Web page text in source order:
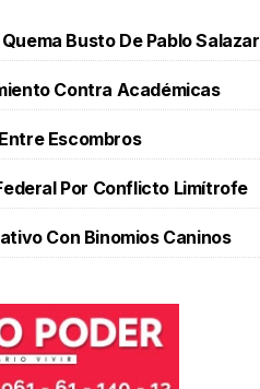
Busto De Pablo Salazar
Contra Académicas
Escombros
Por Conflicto Limítrofe
Con Binomios Caninos